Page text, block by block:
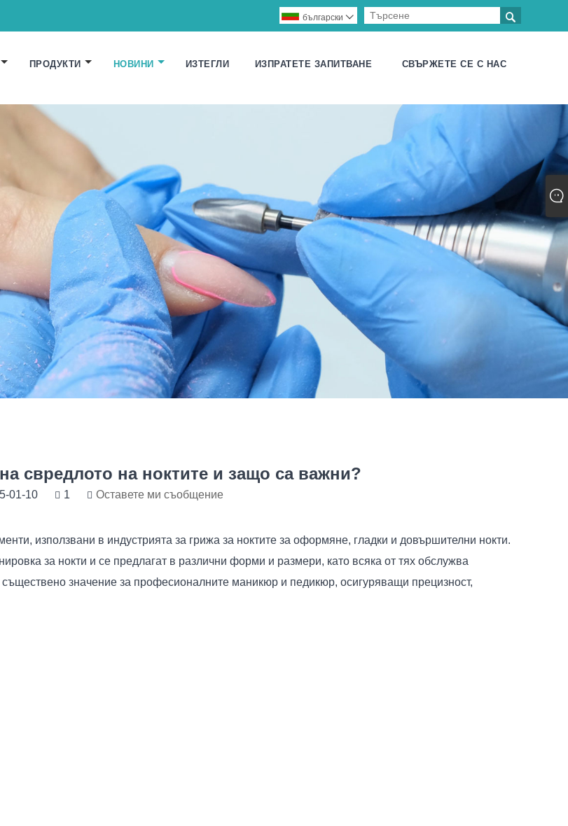

български 
ПРОДУКТИ НОВИНИ ИЗТЕГЛИ ИЗПРАТЕТЕ ЗАПИТВАНЕ СВЪРЖЕТЕ СЕ С НАС
свредлото на ноктите и защо са важни?
01-10 1 Оставете ми съобщение
използвани в индустрията за грижа за ноктите за оформяне, гладки и довършителни нокти.
за нокти и се предлагат в различни форми и размери, като всяка от тях обслужва
съществено значение за професионалните маникюр и педикюр, осигуряващи прецизност,